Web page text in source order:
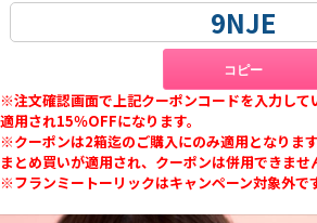
コピー
※注文確認画面で上記クーポンコードを入力して
適用され15％OFFになります。
※クーポンは2箱迄のご購入にのみ適用となりま
まとめ買いが適用され、クーポンは併用できませ
※フランミートーリックはキャンペーン対象外です